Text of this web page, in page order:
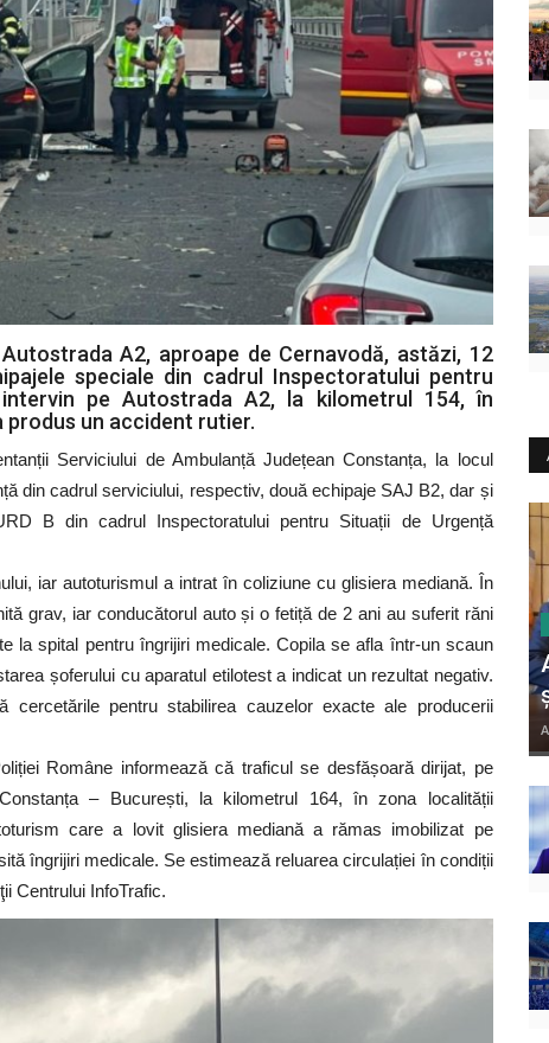
A2, aproape de Cernavodă, astăzi, 12
speciale din cadrul Inspectoratului pentru
intervin pe Autostrada A2, la kilometrul 154, în
produs un accident rutier.
Serviciului de Ambulanță Județean Constanța, la locul
din cadrul serviciului, respectiv, două echipaje SAJ B2, dar și
B din cadrul Inspectoratului pentru Situații de Urgență
iar autoturismul a intrat în coliziune cu glisiera mediană. În
grav, iar conducătorul auto și o fetiță de 2 ani au suferit răni
la spital pentru îngrijiri medicale. Copila se afla într-un scaun
șoferului cu aparatul etilotest a indicat un rezultat negativ.
pentru stabilirea cauzelor exacte ale producerii
Române informează că traficul se desfășoară dirijat, pe
– București, la kilometrul 164, în zona localității
care a lovit glisiera mediană a rămas imobilizat pe
îngrijiri medicale. Se estimează reluarea circulației în condiții
Centrului InfoTrafic.